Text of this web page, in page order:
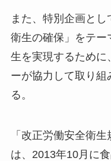
また、特別企画とし
衛生の確保」をテ
生を実現するため
ーが協力して取り
る。
「改正労働安全衛
は、2013年10月に